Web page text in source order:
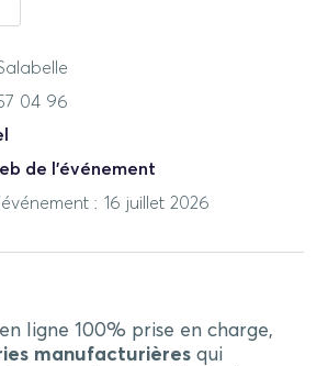
04 96
de l'événement
: 16 juillet 2026
ligne 100% prise en charge,
manufacturières qui